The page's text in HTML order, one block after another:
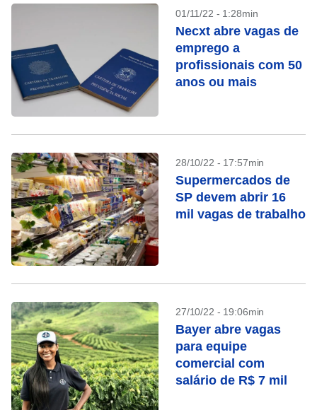
01/11/22 - 1:28min
Necxt abre vagas de
emprego a
profissionais com 50
anos ou mais
28/10/22 - 17:57min
Supermercados de
SP devem abrir 16
mil vagas de trabalho
27/10/22 - 19:06min
Bayer abre vagas
para equipe
comercial com
salário de R$ 7 mil